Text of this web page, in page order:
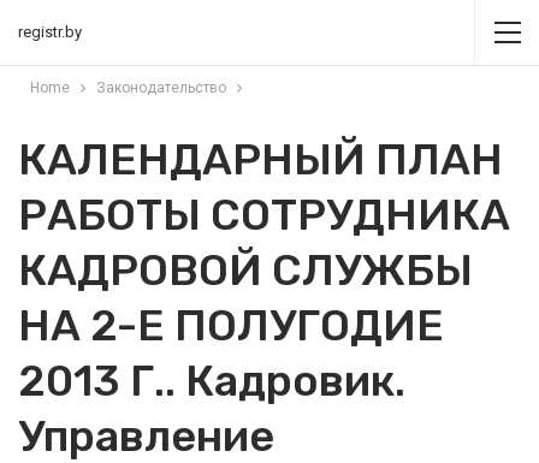
registr.by
Home Законодательство
КАЛЕНДАРНЫЙ ПЛАН
РАБОТЫ СОТРУДНИКА
КАДРОВОЙ СЛУЖБЫ
НА 2-Е ПОЛУГОДИЕ
2013 Г.. Кадровик.
Управление